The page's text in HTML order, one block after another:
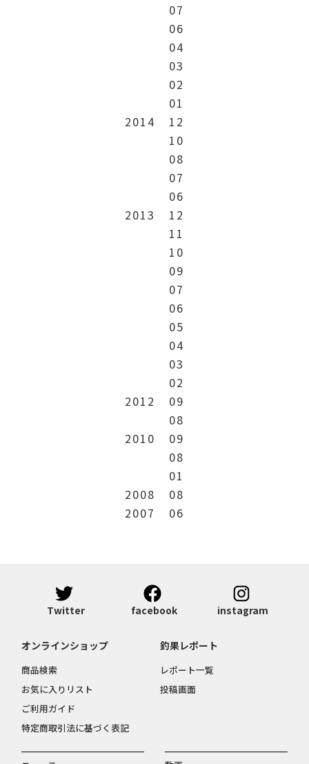
07
06
04
03
02
01
2014
12
10
08
07
06
2013
12
11
10
09
07
06
05
04
03
02
2012
09
08
2010
09
08
01
2008
08
2007
06
Twitter facebook instagram
オンラインショップ
商品検索
お気に入りリスト
ご利用ガイド
特定商取引法に基づく表記
釣果レポート
レポート一覧
投稿画面